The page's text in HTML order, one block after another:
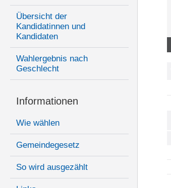
Übersicht der
Kandidatinnen und
Kandidaten
Wahlergebnis nach
Geschlecht
Informationen
Wie wählen
Gemeindegesetz
So wird ausgezählt